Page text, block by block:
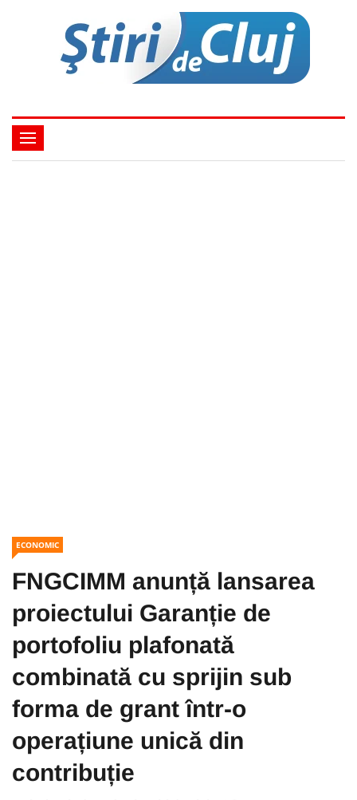
ECONOMIC
FNGCIMM anunță lansarea
proiectului Garanție de
portofoliu plafonată
combinată cu sprijin sub
forma de grant într-o
operațiune unică din
contribuție